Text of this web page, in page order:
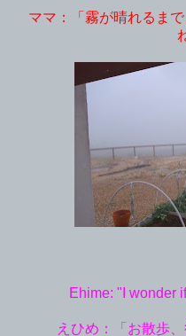
ママ：「霧が晴れるま
Ehime: "I wonder
えひめ：「お散歩